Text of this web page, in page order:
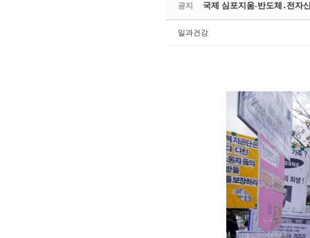
공지 국제 심포지움-반도체․전자
일과건강